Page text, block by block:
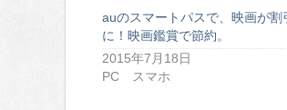
auのスマートパスで、映画が割
に！映画鑑賞で節約。
2015年7月18日
PC スマホ